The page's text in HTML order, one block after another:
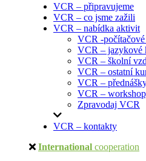
VCR – připravujeme
VCR – co jsme zažili
VCR – nabídka aktivit
VCR -
VCR – jazykové
VCR – školní
VCR – ostatní
VCR –
VCR –
Zpravodaj VCR
VCR – kontakty
International cooperation